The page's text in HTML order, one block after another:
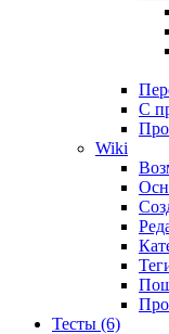
С
Wiki
Тесты (6)